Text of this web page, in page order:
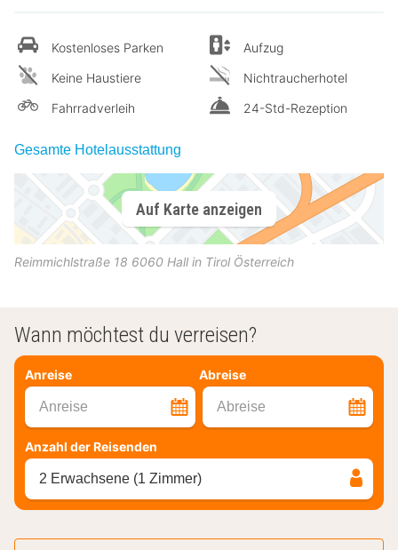
Kostenloses Parken
Keine Haustiere
Fahrradverleih
Aufzug
Nichtraucherhotel
24-Std-Rezeption
Gesamte Hotelausstattung
Auf Karte anzeigen
Reimmichlstraße 18 6060 Hall in Tirol Österreich
Wann möchtest du verreisen?
Anreise Abreise
Anreise Abreise
Anzahl der Reisenden
2 Erwachsene (1 Zimmer)